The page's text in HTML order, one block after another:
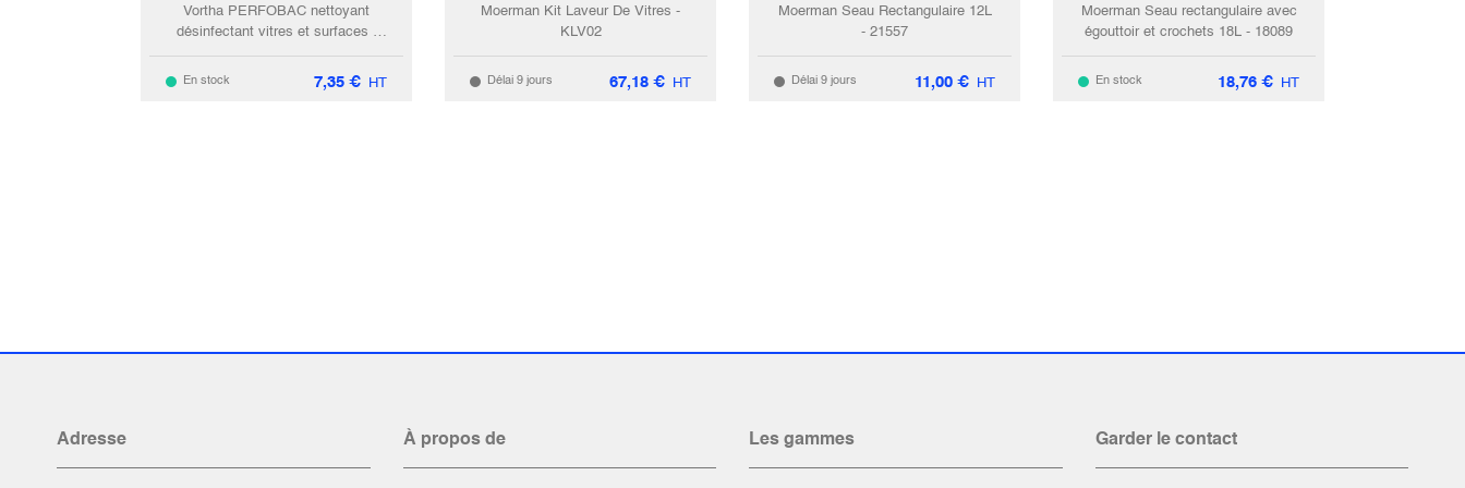
Vortha PERFOBAC nettoyant
désinfectant vitres et surfaces /
750ml
En stock 7,35 € HT
Moerman Kit Laveur De Vitres -
KLV02
Délai 9 jours 67,18 € HT
Moerman Seau Rectangulaire 12L
- 21557
Délai 9 jours 11,00 € HT
Moerman Seau rectangulaire avec
égouttoir et crochets 18L - 18089
En stock 18,76 € HT
Adresse À propos de Les gammes Garder le contact